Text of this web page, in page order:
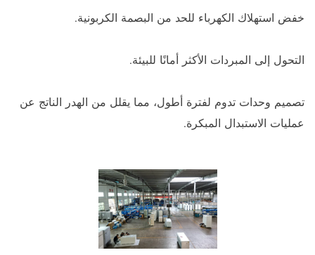
خفض استهلاك الكهرباء للحد من البصمة الكربونية.
التحول إلى المبردات الأكثر أمانًا للبيئة.
تصميم وحدات تدوم لفترة أطول، مما يقلل من الهدر الناتج عن
عمليات الاستبدال المبكرة.